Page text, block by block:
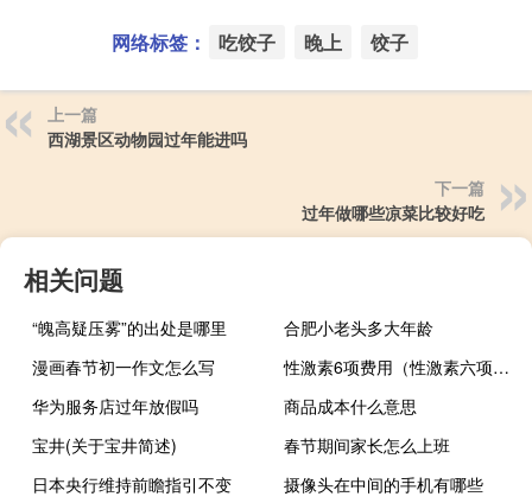
网络标签： 吃饺子 晚上 饺子
上一篇
西湖景区动物园过年能进吗
下一篇
过年做哪些凉菜比较好吃
相关问题
“魄高疑压雾”的出处是哪里
合肥小老头多大年龄
漫画春节初一作文怎么写
性激素6项费用（性激素六项收费标准是什么）
华为服务店过年放假吗
商品成本什么意思
宝井(关于宝井简述)
春节期间家长怎么上班
日本央行维持前瞻指引不变
摄像头在中间的手机有哪些